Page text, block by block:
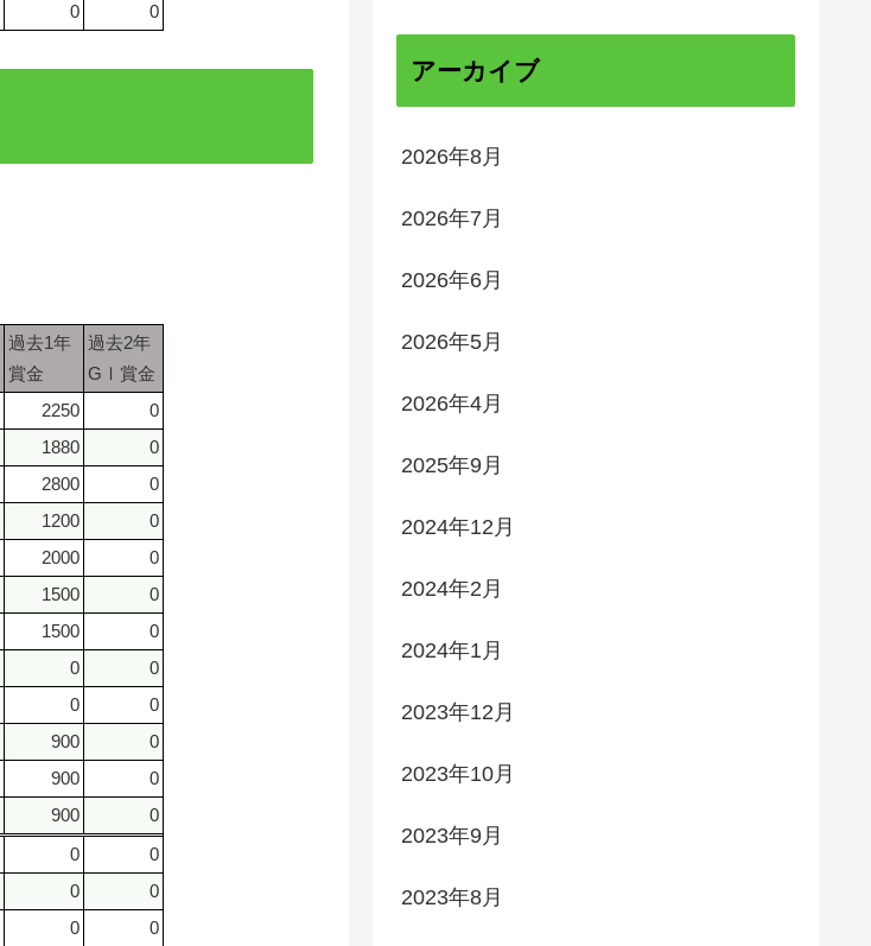
0 0
過去1年
賞金
過去2年
GⅠ賞金
2250
0
1880
0
2800
0
1200
0
2000
0
1500
0
1500
0
0
0
0
0
900
0
900
0
900 0
0
0
0
0
0
0
アーカイブ
2026年8月
2026年7月
2026年6月
2026年5月
2026年4月
2025年9月
2024年12月
2024年2月
2024年1月
2023年12月
2023年10月
2023年9月
2023年8月